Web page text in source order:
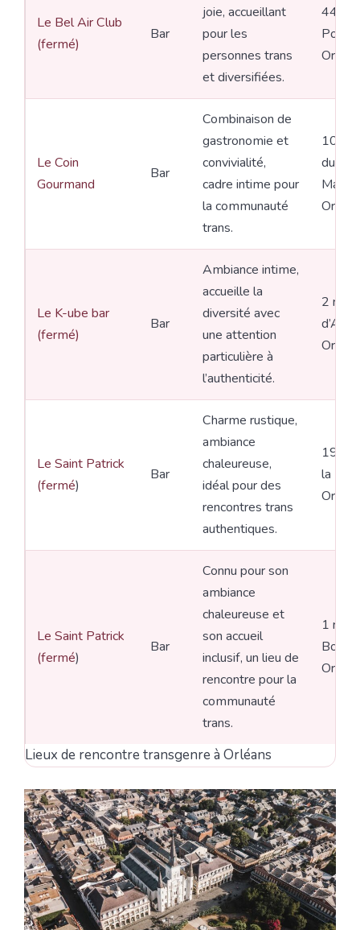
Le Bel Air Club
(fermé)
Bar
joie, accueillant
pour les
personnes trans
et diversifiées.
44
Poirier,
Le Coin
Gourmand
Bar
Combinaison de
gastronomie et
convivialité,
cadre intime pour
la communauté
trans.
10
du
Le K-ube bar
(fermé)
Bar
Ambiance intime,
accueille la
diversité avec
une attention
particulière à
l’authenticité.
2 rue
Le Saint Patrick
(fermé)
Bar
Charme rustique,
ambiance
chaleureuse,
idéal pour des
rencontres trans
authentiques.
19
la
Le Saint Patrick
(fermé)
Bar
Connu pour son
ambiance
chaleureuse et
son accueil
inclusif, un lieu de
rencontre pour la
communauté
trans.
1 rue
Lieux de rencontre transgenre à Orléans